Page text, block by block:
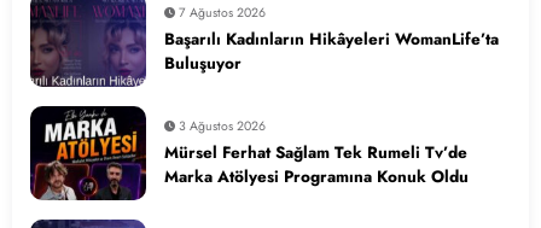
7 Ağustos 2026
Başarılı Kadınların Hikâyeleri WomanLife’ta
Buluşuyor
3 Ağustos 2026
Mürsel Ferhat Sağlam Tek Rumeli Tv’de
Marka Atölyesi Programına Konuk Oldu